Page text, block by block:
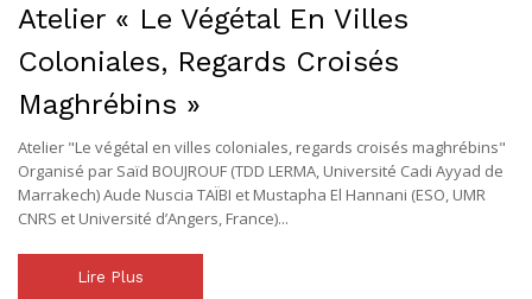
Atelier « Le Végétal En Villes
Coloniales, Regards Croisés
Maghrébins »
Atelier "Le végétal en villes coloniales, regards croisés maghrébins"
Organisé par Saïd BOUJROUF (TDD LERMA, Université Cadi Ayyad de
Marrakech) Aude Nuscia TAÏBI et Mustapha El Hannani (ESO, UMR
CNRS et Université d’Angers, France)...
Lire Plus